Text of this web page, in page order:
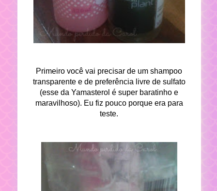
Primeiro você vai precisar de um shampoo
transparente e de preferência livre de sulfato
(esse da Yamasterol é super baratinho e
maravilhoso). Eu fiz pouco porque era para
teste.